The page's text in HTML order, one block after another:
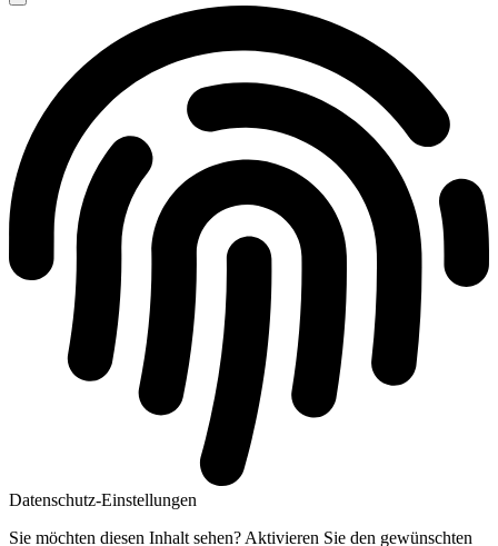
Datenschutz-Einstellungen
Sie möchten diesen Inhalt sehen? Aktivieren Sie den gewünschten